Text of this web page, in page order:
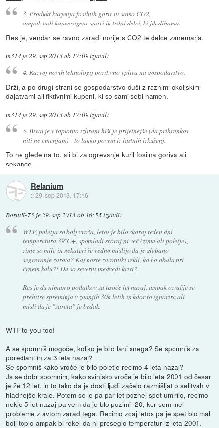
3. Produkt kurjenja fosilnih goriv ni samo CO2,
ampak tudi kancerogene snovi in trdni delci, ki jih dihamo.
Res je, vendar se ravno zaradi norije s CO2 te delce zanemarja.
m314 je29. sep 2013 ob 17:09izjavil:
4. Razvoj novih tehnologij pozitivno vpliva na gospodarstvo.
Drži, a po drugi strani se gospodarstvo duši z raznimi okoljskimi
dajatvami ali fiktivnimi kuponi, ki so sami sebi namen.
m314 je 29. sep 2013 ob 17:09izjavil:
5. Bivanje v toplotno izlirani hiši je prijetnejše (da prihrankov
niti ne omenjam) - to lahko povem iz lastnih izkušenj.
To ne glede na to, ali bi za ogrevanje kuril fosilna goriva ali
sekance.
Relanium
::29. sep 2013, 17:16
BorutK-73 je29. sep 2013 ob 16:55izjavil:
WTF, poletja so bolj vroča, letos je bilo skoraj teden dni
temperatura 39°C+, spomladi skoraj ni več (zima ali poletje),
zime so mile in nekateri še vedno mislijo da je globano
segrevanje zarota? Kaj boste zarotniki rekli, ko bo obala pri
črnem kalu?! Da so severni medvedi krivi?
Res je da nimamo podatkov za tisoče let nazaj, ampak ozračje se
prehitro spreminja v zadnjih 30h letih in kdor to ignorira ali
misli da je "zarota" je bedak.
WTF to you too!
A se spomniš mogoče, koliko je bilo lani snega? Se spomniš za
poredlani in za 3 leta nazaj?
Se spomniš kako vroče je bilo poletje recimo 4 leta nazaj?
Js se dobr spomnim, kako svinjsko vroče je bilo leta 2001 od česar
je že 12 let, in to tako da je dosti ljudi začelo razmišljat o selitvah v
hladnejše kraje. Potem se je pa par let poznej spet umirilo, recimo
nekje 5 let nazaj pa vem da je blo pozimi -20, ker sem mel
probleme z avtom zarad tega. Recimo zdaj letos pa je spet blo mal
bolj toplo ampak bi rekel da ni preseglo temperatur iz leta 2001.